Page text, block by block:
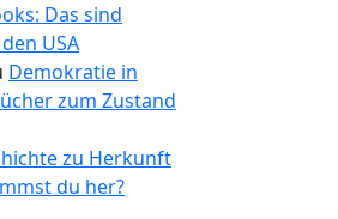
Das sind
USA
Demokratie in
zum Zustand
zu Herkunft
du her?